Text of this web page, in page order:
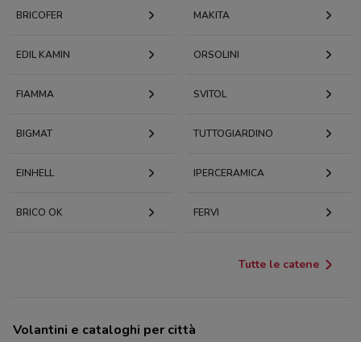
BRICOFER MAKITA
EDIL KAMIN ORSOLINI
FIAMMA SVITOL
BIGMAT TUTTOGIARDINO
EINHELL IPERCERAMICA
BRICO OK FERVI
Tutte le catene
Volantini e cataloghi per città